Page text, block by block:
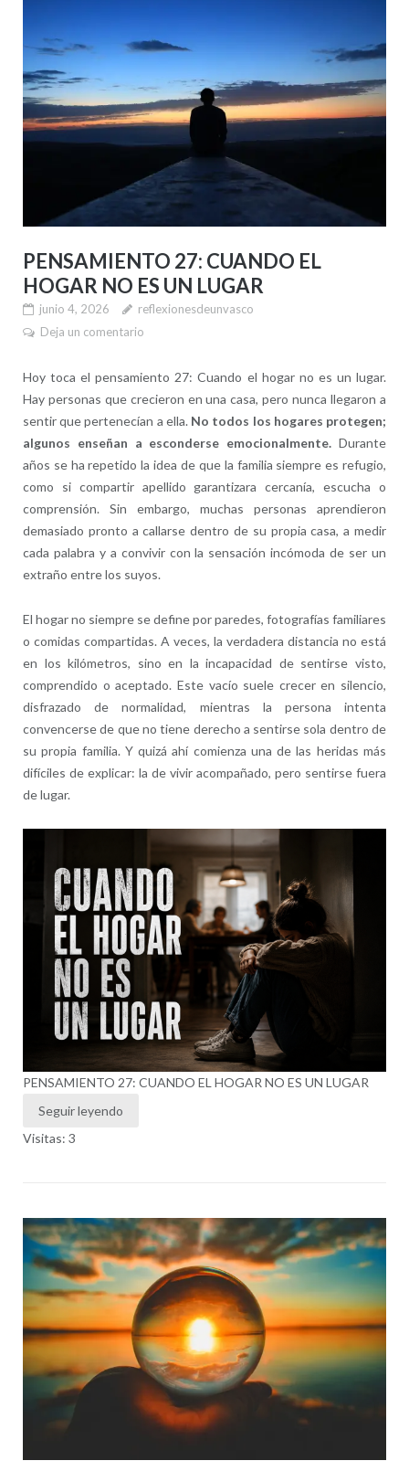
PENSAMIENTO 27: CUANDO EL
HOGAR NO ES UN LUGAR
junio 4, 2026
reflexionesdeunvasco
Deja un comentario
Hoy toca el pensamiento 27: Cuando el hogar no es un lugar.
Hay personas que crecieron en una casa, pero nunca llegaron a
sentir que pertenecían a ella. No todos los hogares protegen;
algunos enseñan a esconderse emocionalmente. Durante
años se ha repetido la idea de que la familia siempre es refugio,
como si compartir apellido garantizara cercanía, escucha o
comprensión. Sin embargo, muchas personas aprendieron
demasiado pronto a callarse dentro de su propia casa, a medir
cada palabra y a convivir con la sensación incómoda de ser un
extraño entre los suyos.
El hogar no siempre se define por paredes, fotografías familiares
o comidas compartidas. A veces, la verdadera distancia no está
en los kilómetros, sino en la incapacidad de sentirse visto,
comprendido o aceptado. Este vacío suele crecer en silencio,
disfrazado de normalidad, mientras la persona intenta
convencerse de que no tiene derecho a sentirse sola dentro de
su propia familia. Y quizá ahí comienza una de las heridas más
difíciles de explicar: la de vivir acompañado, pero sentirse fuera
de lugar.
PENSAMIENTO 27: CUANDO EL HOGAR NO ES UN LUGAR
Seguir leyendo
Visitas: 3